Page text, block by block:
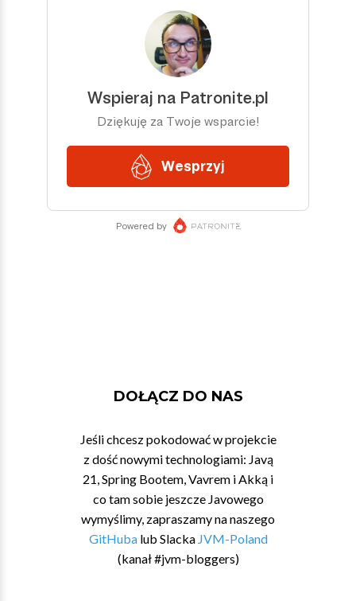
DOŁĄCZ DO NAS
Jeśli chcesz pokodować w projekcie
z dość nowymi technologiami: Javą
21, Spring Bootem, Vavrem i Akką i
co tam sobie jeszcze Javowego
wymyślimy, zapraszamy na naszego
GitHubalub Slacka JVM-Poland
(kanał #jvm-bloggers)